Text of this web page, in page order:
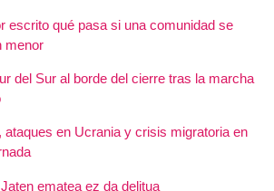
escrito qué pasa si una comunidad se
menor
del Sur al borde del cierre tras la marcha
ataques en Ucrania y crisis migratoria en
ematea ez da delitua